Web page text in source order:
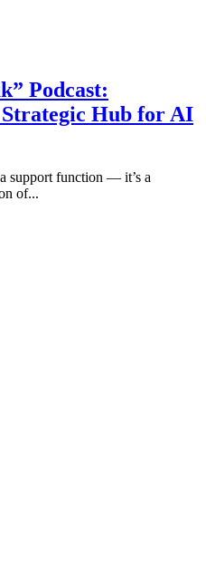
Podcast:
Strategic Hub for AI
support function — it’s a
of...